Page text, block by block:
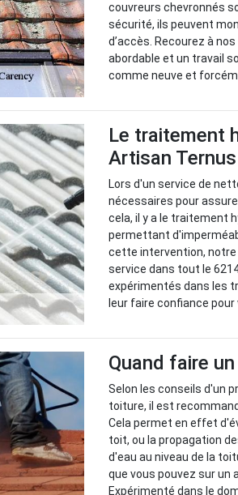
couvreurs chevronnés
sécurité, ils peuvent
d’accès. Recourez à
abordable et un travail
comme neuve et
Le traitement
Artisan
Lors d'un service de
nécessaires pour
cela, il y a le traitement
permettant
cette intervention,
service dans tout le
expérimentés dans les
leur faire confiance pour
Quand faire
Selon les conseils d'un
toiture, il est
Cela permet en effet
toit, ou la propagation
d'eau au niveau de la
que vous pouvez sur un
Expérimenté dans le